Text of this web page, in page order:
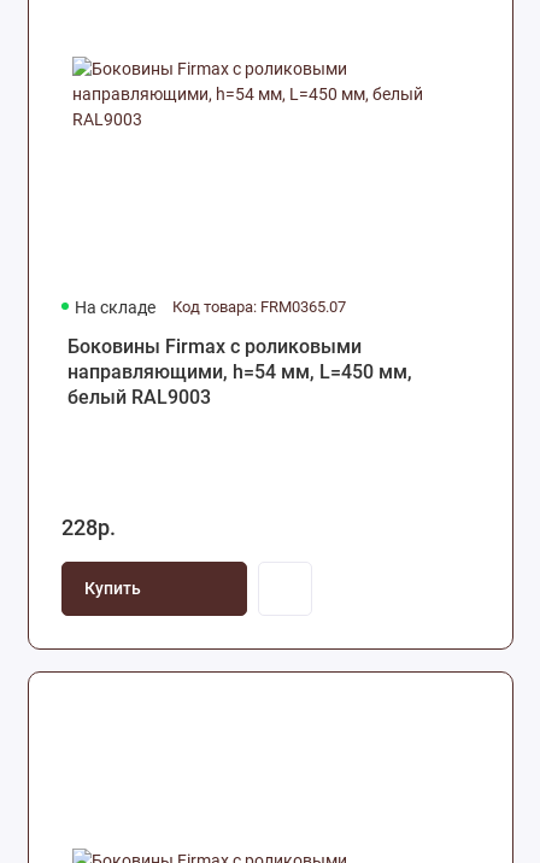
На складе Код товара: FRM0365.07
Боковины Firmax с роликовыми
направляющими, h=54 мм, L=450 мм,
белый RAL9003
228р.
Купить